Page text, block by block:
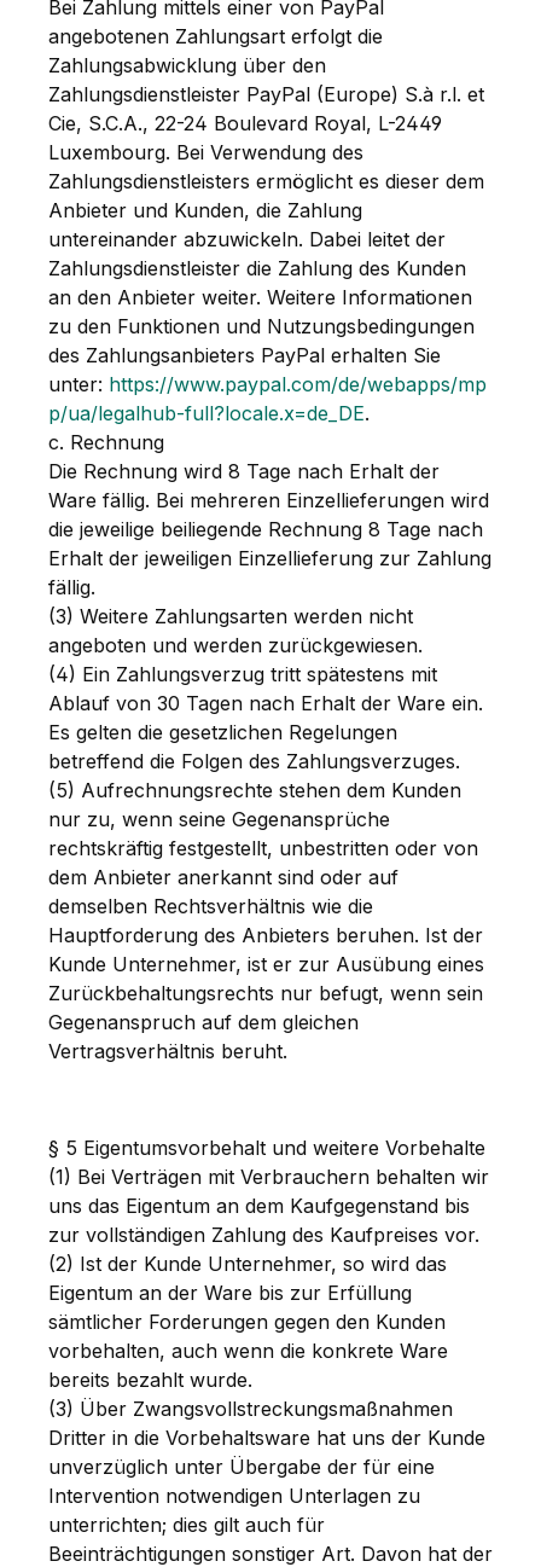
Bei Zahlung mittels einer von PayPal
angebotenen Zahlungsart erfolgt die
Zahlungsabwicklung über den
Zahlungsdienstleister PayPal (Europe) S.à r.l. et
Cie, S.C.A., 22-24 Boulevard Royal, L-2449
Luxembourg. Bei Verwendung des
Zahlungsdienstleisters ermöglicht es dieser dem
Anbieter und Kunden, die Zahlung
untereinander abzuwickeln. Dabei leitet der
Zahlungsdienstleister die Zahlung des Kunden
an den Anbieter weiter. Weitere Informationen
zu den Funktionen und Nutzungsbedingungen
des Zahlungsanbieters PayPal erhalten Sie
unter: https://www.paypal.com/de/webapps/mp
p/ua/legalhub-full?locale.x=de_DE.
c. Rechnung
Die Rechnung wird 8 Tage nach Erhalt der
Ware fällig. Bei mehreren Einzellieferungen wird
die jeweilige beiliegende Rechnung 8 Tage nach
Erhalt der jeweiligen Einzellieferung zur Zahlung
fällig.
(3) Weitere Zahlungsarten werden nicht
angeboten und werden zurückgewiesen.
(4) Ein Zahlungsverzug tritt spätestens mit
Ablauf von 30 Tagen nach Erhalt der Ware ein.
Es gelten die gesetzlichen Regelungen
betreffend die Folgen des Zahlungsverzuges.
(5) Aufrechnungsrechte stehen dem Kunden
nur zu, wenn seine Gegenansprüche
rechtskräftig festgestellt, unbestritten oder von
dem Anbieter anerkannt sind oder auf
demselben Rechtsverhältnis wie die
Hauptforderung des Anbieters beruhen. Ist der
Kunde Unternehmer, ist er zur Ausübung eines
Zurückbehaltungsrechts nur befugt, wenn sein
Gegenanspruch auf dem gleichen
Vertragsverhältnis beruht.
§ 5 Eigentumsvorbehalt und weitere Vorbehalte
(1) Bei Verträgen mit Verbrauchern behalten wir
uns das Eigentum an dem Kaufgegenstand bis
zur vollständigen Zahlung des Kaufpreises vor.
(2) Ist der Kunde Unternehmer, so wird das
Eigentum an der Ware bis zur Erfüllung
sämtlicher Forderungen gegen den Kunden
vorbehalten, auch wenn die konkrete Ware
bereits bezahlt wurde.
(3) Über Zwangsvollstreckungsmaßnahmen
Dritter in die Vorbehaltsware hat uns der Kunde
unverzüglich unter Übergabe der für eine
Intervention notwendigen Unterlagen zu
unterrichten; dies gilt auch für
Beeinträchtigungen sonstiger Art. Davon hat der